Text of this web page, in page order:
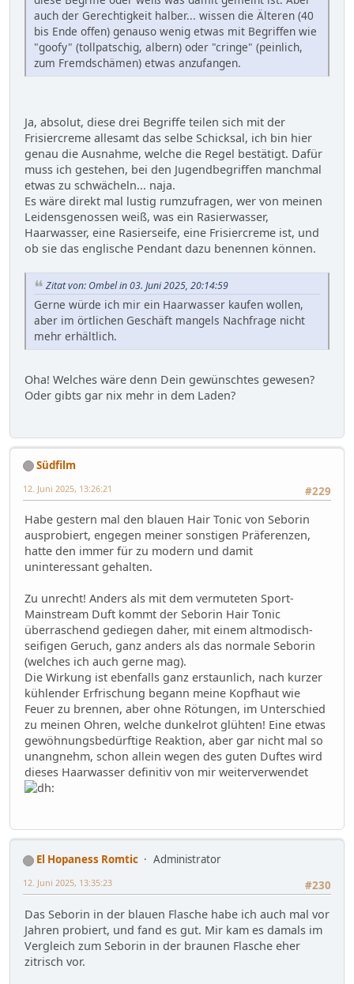
auch der Gerechtigkeit halber... wissen die Älteren (40
bis Ende offen) genauso wenig etwas mit Begriffen wie
"goofy" (tollpatschig, albern) oder "cringe" (peinlich,
zum Fremdschämen) etwas anzufangen.
Ja, absolut, diese drei Begriffe teilen sich mit der
Frisiercreme allesamt das selbe Schicksal, ich bin hier
genau die Ausnahme, welche die Regel bestätigt. Dafür
muss ich gestehen, bei den Jugendbegriffen manchmal
etwas zu schwächeln... naja.
Es wäre direkt mal lustig rumzufragen, wer von meinen
Leidensgenossen weiß, was ein Rasierwasser,
Haarwasser, eine Rasierseife, eine Frisiercreme ist, und
ob sie das englische Pendant dazu benennen können.
Zitat von: Ombel in 03. Juni 2025, 20:14:59
Gerne würde ich mir ein Haarwasser kaufen wollen,
aber im örtlichen Geschäft mangels Nachfrage nicht
mehr erhältlich.
Oha! Welches wäre denn Dein gewünschtes gewesen?
Oder gibts gar nix mehr in dem Laden?
Südfilm
#229
12. Juni 2025, 13:26:21
Habe gestern mal den blauen Hair Tonic von Seborin
ausprobiert, engegen meiner sonstigen Präferenzen,
hatte den immer für zu modern und damit
uninteressant gehalten.
Zu unrecht! Anders als mit dem vermuteten Sport-
Mainstream Duft kommt der Seborin Hair Tonic
überraschend gediegen daher, mit einem altmodisch-
seifigen Geruch, ganz anders als das normale Seborin
(welches ich auch gerne mag).
Die Wirkung ist ebenfalls ganz erstaunlich, nach kurzer
kühlender Erfrischung begann meine Kopfhaut wie
Feuer zu brennen, aber ohne Rötungen, im Unterschied
zu meinen Ohren, welche dunkelrot glühten! Eine etwas
gewöhnungsbedürftige Reaktion, aber gar nicht mal so
unangnehm, schon allein wegen des guten Duftes wird
dieses Haarwasser definitiv von mir weiterverwendet
El Hopaness Romtic
Administrator
#230
12. Juni 2025, 13:35:23
Das Seborin in der blauen Flasche habe ich auch mal vor
Jahren probiert, und fand es gut. Mir kam es damals im
Vergleich zum Seborin in der braunen Flasche eher
zitrisch vor.